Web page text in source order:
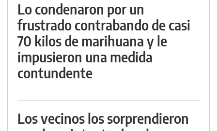
Lo condenaron por un
frustrado contrabando de casi
70 kilos de marihuana y le
impusieron una medida
contundente
Los vecinos los sorprendieron